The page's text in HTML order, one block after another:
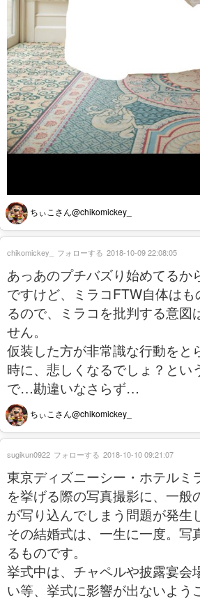
ちぃこさん@chikomickey_
あっあのプチバズり始めてるか
ですけど、ミラコFTW自体はも
るので、ミラコを批判する意図
せん。
仮装した方が非常識な行動をと
時に、悲しくなるでしょ？とい
で…勘違いなさらず…
ちぃこさん@chikomickey_
chikomickey_ フォローする 2018-10-09 22:08:05
東京ディズニーシー・ホテルミ
を挙げる際の写真撮影に、一般
が写り込んでしまう問題が発生
その結婚式は、一生に一度。写
るものです。
挙式中は、チャペルや披露宴会
い等、挙式に影響が出ないよう
sugikun0922 フォローする 2018-10-10 09:21:07